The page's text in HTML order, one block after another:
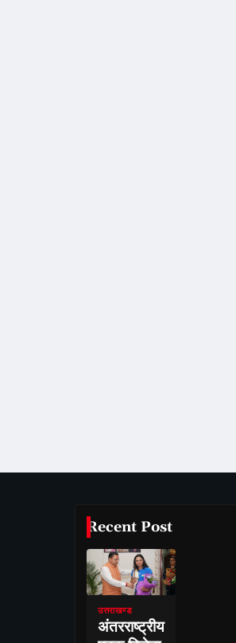
Recent Post
उत्तराखण्ड
अंतरराष्ट्रीय